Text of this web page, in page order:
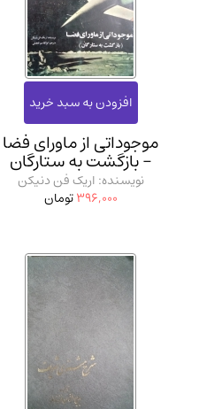
موجوداتی از ماورای فضا
- بازگشت به ستارگان
نویسنده: اریک فن دنیکن
396,000تومان